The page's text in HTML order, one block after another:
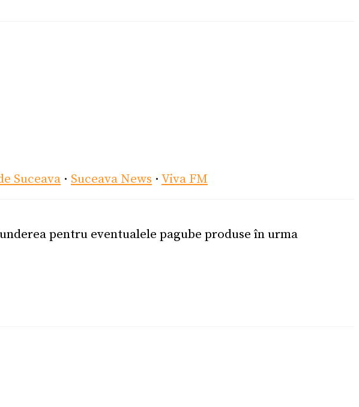
Suceava · Suceava News · Viva FM
pentru eventualele pagube produse în urma